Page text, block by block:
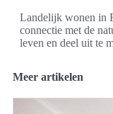
Landelijk wonen in
connectie met de
leven en deel uit te
Meer artikelen